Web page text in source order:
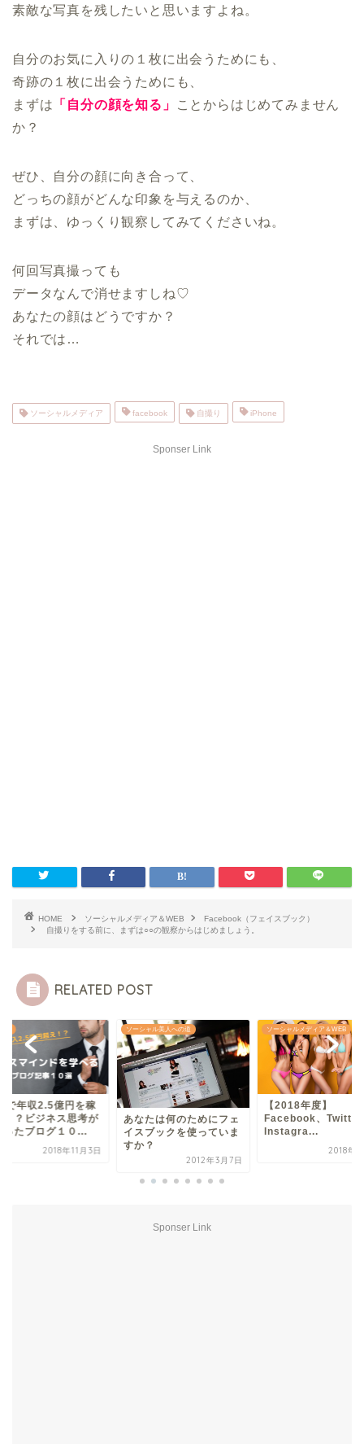
素敵な写真を残したいと思いますよね。
自分のお気に入りの１枚に出会うためにも、
奇跡の１枚に出会うためにも、
まずは 「自分の顔を知る」
ことからはじめてみません
か？
ぜひ、自分の顔に向き合って、
どっちの顔がどんな印象を与えるのか、
まずは、ゆっくり観察してみてくださいね。
何回写真撮っても
データなんで消せますしね♡
あなたの顔はどうですか？
それでは…
ソーシャルメディア facebook 自撮り iPhone
Sponser Link
HOME ソーシャルメディア＆WEB
Facebook（フェイスブック）
自撮りをする前に、まずは○○の観察からはじめましょう。
RELATED POST
で年収2.5億円を稼
！？ビジネス思考が
ったブログ１０...
2018年11月3日
ソーシャル美人への道
あなたは何のためにフェ
イスブックを使っていま
すか？
2012年3月7日
ソーシャルメディア＆WEB
【2018年度】
Facebook、Twitter
Instagra...
2018年7
Sponser Link